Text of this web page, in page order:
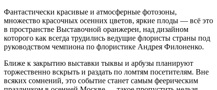
Фантастически красивые и атмосферные фотозоны,
множество красочных осенних цветов, яркие плоды — всё это
в пространстве Выставочной оранжереи, над дизайном
которого как всегда трудились ведущие флористы страны под
руководством чемпиона по флористике Андрея Филоненко.
Ближе к закрытию выставки тыквы и арбузы планируют
торжественно вскрыть и раздать по ломтям посетителям. Вне
всяких сомнений, это событие станет самым феерическим